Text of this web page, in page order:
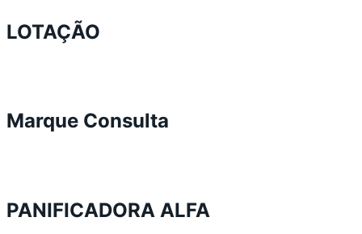
LOTAÇÃO
Marque Consulta
PANIFICADORA ALFA